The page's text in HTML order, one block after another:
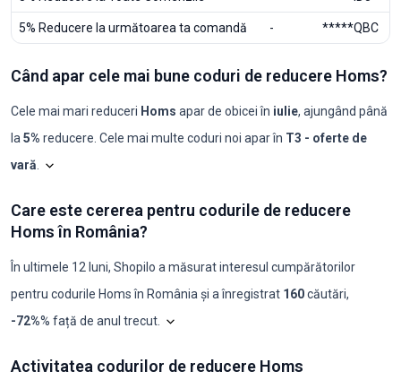
5% Reducere la următoarea ta comandă - *****QBC
Când apar cele mai bune coduri de reducere Homs?
Cele mai mari reduceri Homs apar de obicei în iulie, ajungând până
la 5% reducere. Cele mai multe coduri noi apar în T3 - oferte de
vară
Luna
Coduri noiReducere maximăReducere minimăCoduri ≥50%
2025-08 0 -
2025-100 - - 0
2025-120 - - 0
2026-010
2026-02 0 -
2026-040 - -
Care este cererea pentru codurile de reducere
Homs în România?
În ultimele 12 luni, Shopilo a măsurat interesul cumpărătorilor
pentru codurile Homsîn România și a înregistrat 160căutări,
-72%% față de anul trecut
an
ian. feb. mar. apr. mai iun. iul. aug. sept. oct.
Activitatea codurilor de reducere Homs